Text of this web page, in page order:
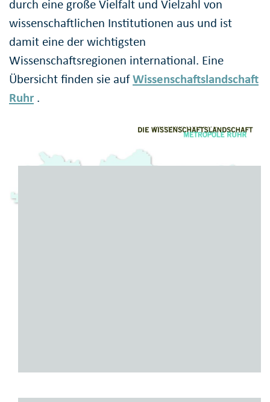
durch eine große Vielfalt und Vielzahl von
wissenschaftlichen Institutionen aus und ist
damit eine der wichtigsten
Wissenschaftsregionen international. Eine
Übersicht finden sie aufWissenschaftslandschaft
Ruhr .